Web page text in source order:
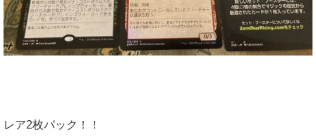
レア2枚パック！！